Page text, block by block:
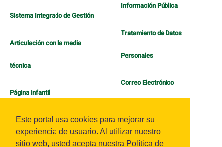
Este portal usa cookies para mejorar su
experiencia de usuario. Al utilizar nuestro
sitio web, usted acepta nuestra Política de
Sistema Integrado de Gestión
Articulación con la media
técnica
Página infantil
Información Pública
Tratamiento de Datos
Personales
Correo Electrónico